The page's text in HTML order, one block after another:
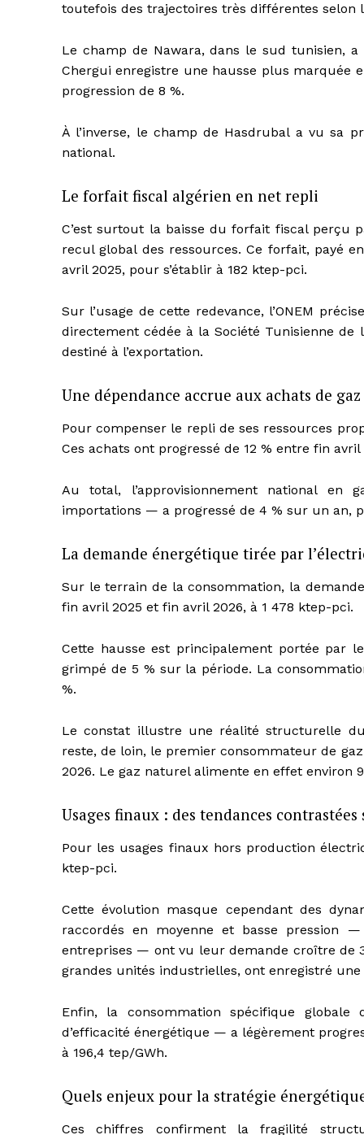
toutefois des trajectoires très différentes selon
Le champ de Nawara, dans le sud tunisien,
Chergui enregistre une hausse plus marquée
progression de 8 %.
À l’inverse, le champ de Hasdrubal a vu sa
national.
Le forfait fiscal algérien en net repli
C’est surtout la baisse du forfait fiscal
recul global des ressources. Ce forfait, payé
avril 2025, pour s’établir à 182 ktep-pci.
Sur l’usage de cette redevance, l’ONEM
directement cédée à la Société Tunisienne de
destiné à l’exportation.
Une dépendance accrue aux achats de
Pour compenser le repli de ses ressources
Ces achats ont progressé de 12 % entre fin
Au total, l’approvisionnement national
importations — a progressé de 4 % sur un an,
La demande énergétique tirée par
Sur le terrain de la consommation, la
fin avril 2025 et fin avril 2026, à 1 478 ktep-pci.
Cette hausse est principalement portée par
grimpé de 5 % sur la période. La
%.
Le constat illustre une réalité structurelle
reste, de loin, le premier consommateur de
2026. Le gaz naturel alimente en effet environ
Usages finaux : des tendances
Pour les usages finaux hors production
ktep-pci.
Cette évolution masque cependant des
raccordés en moyenne et basse pression
entreprises — ont vu leur demande croître de
grandes unités industrielles, ont enregistré
Enfin, la consommation spécifique
d’efficacité énergétique — a légèrement
à 196,4 tep/GWh.
Quels enjeux pour la stratégie
Ces chiffres confirment la fragilité